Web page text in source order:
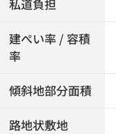
私道負担
建ぺい率 / 容積
率
傾斜地部分面積
路地状敷地